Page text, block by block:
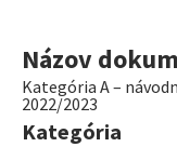
Názov
Kategória A –
2022/2023
Kategória